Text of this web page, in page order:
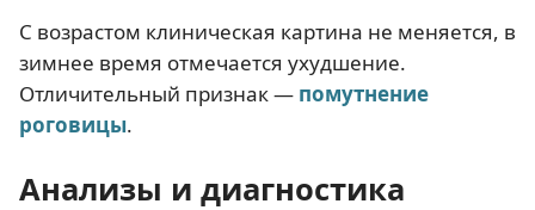
С возрастом клиническая картина не меняется, в
зимнее время отмечается ухудшение.
Отличительный признак — помутнение
роговицы.
Анализы и диагностика